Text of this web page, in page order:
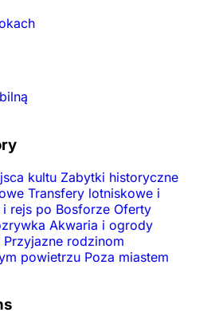
kultu Zabytki historyczne
Transfery lotniskowe i
i rejs po Bosforze Oferty
Akwaria i ogrody
Przyjazne rodzinom
powietrzu Poza miastem